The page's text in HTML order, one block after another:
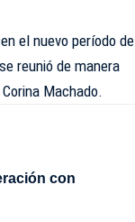
el nuevo período de
reunió de manera
Machado.
con